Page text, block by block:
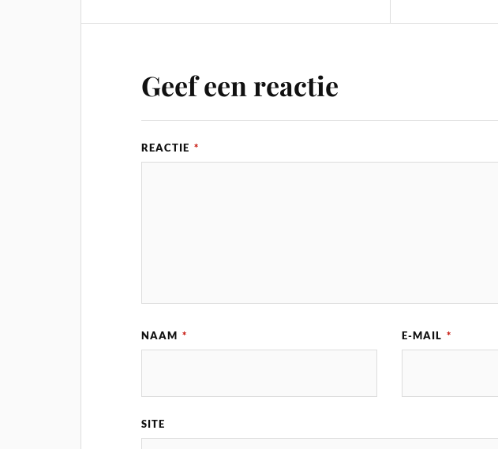
Geef een reactie
REACTIE *
NAAM * E-MAIL *
SITE